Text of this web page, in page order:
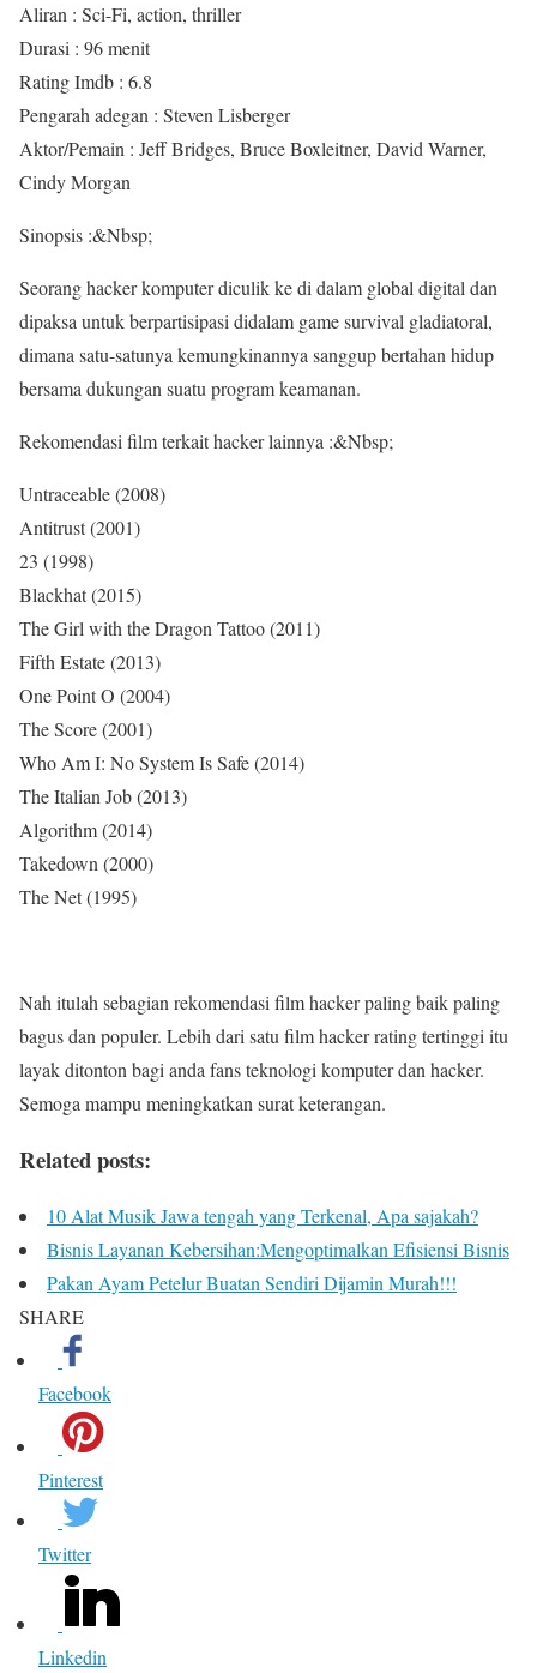
Aliran : Sci-Fi, action, thriller
Durasi : 96 menit
Rating Imdb : 6.8
Pengarah adegan : Steven Lisberger
Aktor/Pemain : Jeff Bridges, Bruce Boxleitner, David Warner,
Cindy Morgan
Sinopsis :&Nbsp;
Seorang hacker komputer diculik ke di dalam global digital dan
dipaksa untuk berpartisipasi didalam game survival gladiatoral,
dimana satu-satunya kemungkinannya sanggup bertahan hidup
bersama dukungan suatu program keamanan.
Rekomendasi film terkait hacker lainnya :&Nbsp;
Untraceable (2008)
Antitrust (2001)
23 (1998)
Blackhat (2015)
The Girl with the Dragon Tattoo (2011)
Fifth Estate (2013)
One Point O (2004)
The Score (2001)
Who Am I: No System Is Safe (2014)
The Italian Job (2013)
Algorithm (2014)
Takedown (2000)
The Net (1995)
Nah itulah sebagian rekomendasi film hacker paling baik paling
bagus dan populer. Lebih dari satu film hacker rating tertinggi itu
layak ditonton bagi anda fans teknologi komputer dan hacker.
Semoga mampu meningkatkan surat keterangan.
Related posts:
10 Alat Musik Jawa tengah yang Terkenal, Apa sajakah?
Bisnis Layanan Kebersihan:Mengoptimalkan Efisiensi Bisnis
Pakan Ayam Petelur Buatan Sendiri Dijamin Murah!!!
SHARE
Facebook
Pinterest
Twitter
Linkedin